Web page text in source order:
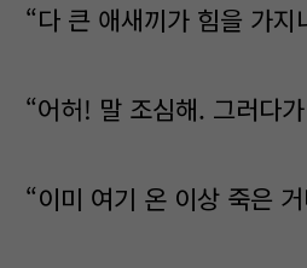
“다 큰 애새끼가 힘을 가지
“어허! 말 조심해. 그러다
“이미 여기 온 이상 죽은